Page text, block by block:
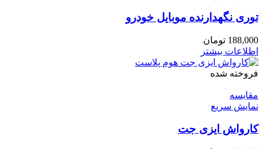
توری نگهدارنده موبایل خودرو
188,000 تومان
اطلاعات بیشتر
فروخته شده
مقايسه
نمایش سریع
کارواش ایزی جت